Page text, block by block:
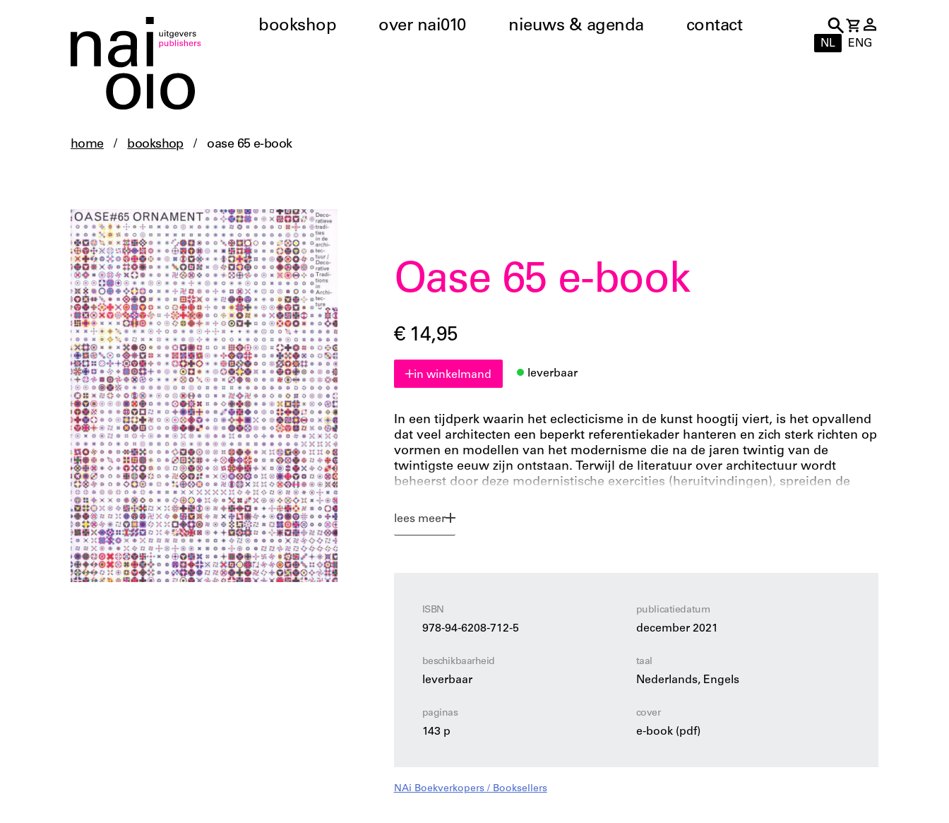
bookshop over nai010 nieuws & agenda contact
NL ENG
home / bookshop / oase 65 e-book
Oase 65 e-book
€ 14,95
in winkelmand leverbaar
In een tijdperk waarin het eclecticisme in de kunst hoogtij viert, is het opvallend
dat veel architecten een beperkt referentiekader hanteren en zich sterk richten op
vormen en modellen van het modernisme die na de jaren twintig van de
twintigste eeuw zijn ontstaan. Terwijl de literatuur over architectuur wordt
beheerst door deze modernistische exercities (heruitvindingen), spreiden de
tentoon voor traditionele ontwerpbenaderingen die de moderne, ontwikkelde
opleveren (duurzamer zijn) dan de lifestyles en modes waarmee we onze
omgeving nu vorm geven. Deze vraag is met name relevant in Nederland, dat
lees meer
ISBN
978-94-6208-712-5
publicatiedatum
december 2021
beschikbaarheid
leverbaar
taal
Nederlands, Engels
paginas
143 p
cover
e-book (pdf)
NAi Boekverkopers / Booksellers